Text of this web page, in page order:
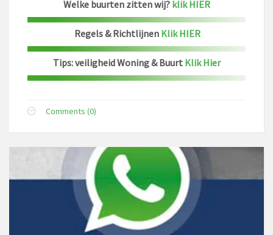
Welke buurten zitten wij? klik HIER
Regels & Richtlijnen Klik HIER
Tips: veiligheid Woning & Buurt Klik Hier
Comments (0)